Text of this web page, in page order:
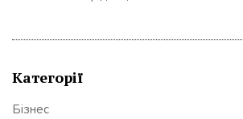
Категорії
Бізнес